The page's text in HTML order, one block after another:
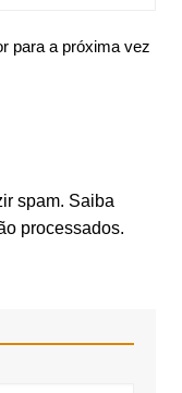
para a próxima vez
spam. Saiba
processados.